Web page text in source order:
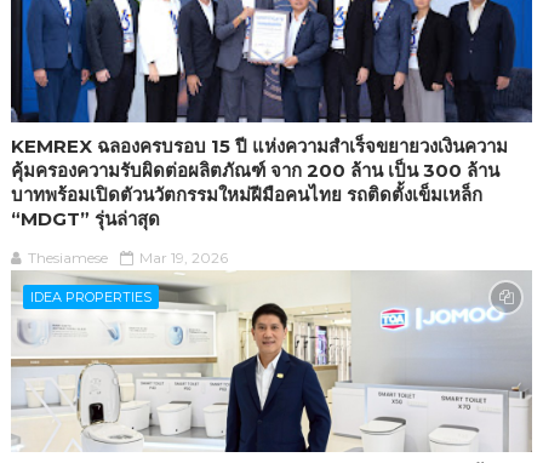
KEMREX ฉลองครบรอบ 15 ปี แห่งความสำเร็จขยายวงเงินความ
คุ้มครองความรับผิดต่อผลิตภัณฑ์ จาก 200 ล้าน เป็น 300 ล้าน
บาทพร้อมเปิดตัวนวัตกรรมใหม่ฝีมือคนไทย รถติดตั้งเข็มเหล็ก
“MDGT” รุ่นล่าสุด
Thesiamese Mar 19, 2026
IDEA PROPERTIES